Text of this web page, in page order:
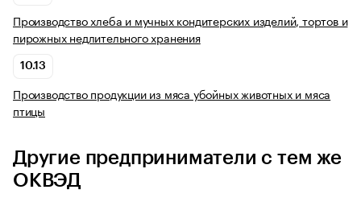
Производство хлеба и мучных кондитерских изделий, тортов и
пирожных недлительного хранения
10.13
Производство продукции из мяса убойных животных и мяса
птицы
Другие предприниматели с тем же
ОКВЭД